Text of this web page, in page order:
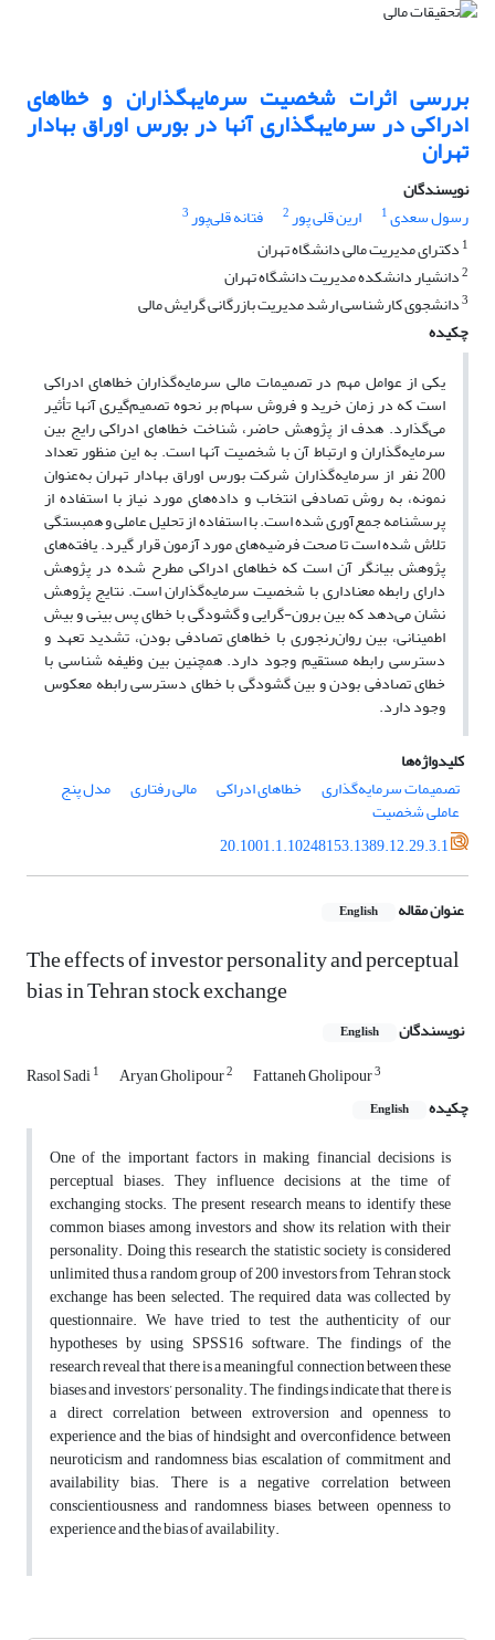
بررسی اثرات شخصیت سرمایه‎گذاران و خطاهای
ادراکی در سرمایه‎گذاری آن‎ها ‌در بورس اوراق بهادار
تهران
نویسندگان
رسول سعدی1 ارین قلی پور2 فتانه قلی‌پور3
1 دکترای مدیریت مالی دانشگاه تهران
2دانشیار دانشکده مدیریت دانشگاه تهران
3دانشجوی کارشناسی ارشد مدیریت بازرگانی گرایش مالی
چکیده
یکی از عوامل مهم در تصمیمات مالی سرمایه‌گذاران خطاهای ادراکی
است که در زمان خرید و فروش سهام بر نحوه تصمیم‌گیری آن‎ها تأثیر
می‌گذارد. هدف از پژوهش حاضر، شناخت خطاهای ادراکی رایج بین
سرمایه‌گذاران و ارتباط آن با شخصیت آن‎ها است. به ‌این منظور تعداد
200 نفر از سرمایه‌گذاران شرکت بورس اوراق بهادار تهران به‌عنوان
نمونه‌، به روش تصادفی انتخاب و داده‌های مورد نیاز با استفاده از
پرسشنامه جمع‌آوری شده است. با استفاده از تحلیل عاملی و همبستگی
تلاش شده است تا صحت فرضیه‌های مورد آزمون قرار گیرد. یافته‌های
پژوهش بیانگر آن است که خطاهای ادراکی مطرح شده در پژوهش
دارای رابطه معناداری با شخصیت سرمایه‌گذاران است. نتایج پژوهش
نشان می‌دهد که بین برون-گرایی و گشودگی با خطای پس ‌بینی و بیش
اطمینانی، بین روان‌رنجوری با خطاهای تصادفی بودن، تشدید تعهد و
دسترسی رابطه مستقیم وجود دارد. همچنین بین وظیفه شناسی با
خطای تصادفی بودن و بین گشودگی با خطای دسترسی رابطه معکوس
وجود دارد.
کلیدواژه‌ها
تصمیمات سرمایه‌گذاری
خطاهای ادراکی مالی رفتاری مدل پنج
عاملی شخصیت
20.1001.1.10248153.1389.12.29.3.1
عنوان مقاله English
The effects of investor personality and perceptual
bias in Tehran stock exchange
نویسندگان English
Rasol Sadi1 Aryan Gholipour2 Fattaneh Gholipour3
چکیده English
One of the important factors in making financial decisions is
perceptual biases. They influence decisions at the time of
exchanging stocks. The present research means to identify these
common biases among investors and show its relation with their
personality. Doing this research, the statistic society is considered
unlimited thus a random group of 200 investors from Tehran stock
exchange has been selected. The required data was collected by
questionnaire. We have tried to test the authenticity of our
hypotheses by using SPSS16 software. The findings of the
research reveal that there is a meaningful connection between these
biases and investors’ personality. The findings indicate that there is
a direct correlation between extroversion and openness to
experience and the bias of hindsight and overconfidence, between
neuroticism and randomness bias, escalation of commitment and
availability bias. There is a negative correlation between
conscientiousness and randomness biases, between openness to
experience and the bias of availability.